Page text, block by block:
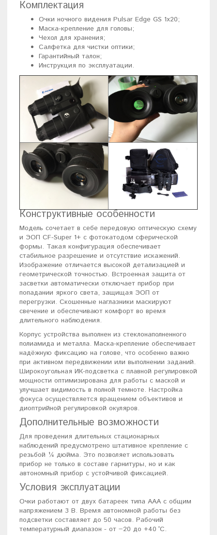
Комплектация
Очки ночного видения Pulsar Edge GS 1x20;
Маска-крепление для головы;
Чехол для хранения;
Салфетка для чистки оптики;
Гарантийный талон;
Инструкция по эксплуатации.
Конструктивные особенности
Модель сочетает в себе передовую оптическую схему
и ЭОП CF-Super 1+ с фотокатодом сферической
формы. Такая конфигурация обеспечивает
стабильное разрешение и отсутствие искажений.
Изображение отличается высокой детализацией и
геометрической точностью. Встроенная защита от
засветки автоматически отключает прибор при
попадании яркого света, защищая ЭОП от
перегрузки. Скошенные наглазники маскируют
свечение и обеспечивают комфорт во время
длительного наблюдения.
Корпус устройства выполнен из стеклонаполненного
полиамида и металла. Маска-крепление обеспечивает
надёжную фиксацию на голове, что особенно важно
при активном передвижении или выполнении заданий.
Широкоугольная ИК-подсветка с плавной регулировкой
мощности оптимизирована для работы с маской и
улучшает видимость в полной темноте. Настройка
фокуса осуществляется вращением объективов и
диоптрийной регулировкой окуляров.
Дополнительные возможности
Для проведения длительных стационарных
наблюдений предусмотрено штативное крепление с
резьбой ¼ дюйма. Это позволяет использовать
прибор не только в составе гарнитуры, но и как
автономный прибор с устойчивой фиксацией.
Условия эксплуатации
Очки работают от двух батареек типа AAA с общим
напряжением 3 В. Время автономной работы без
подсветки составляет до 50 часов. Рабочий
температурный диапазон - от −20 до +40 °C.